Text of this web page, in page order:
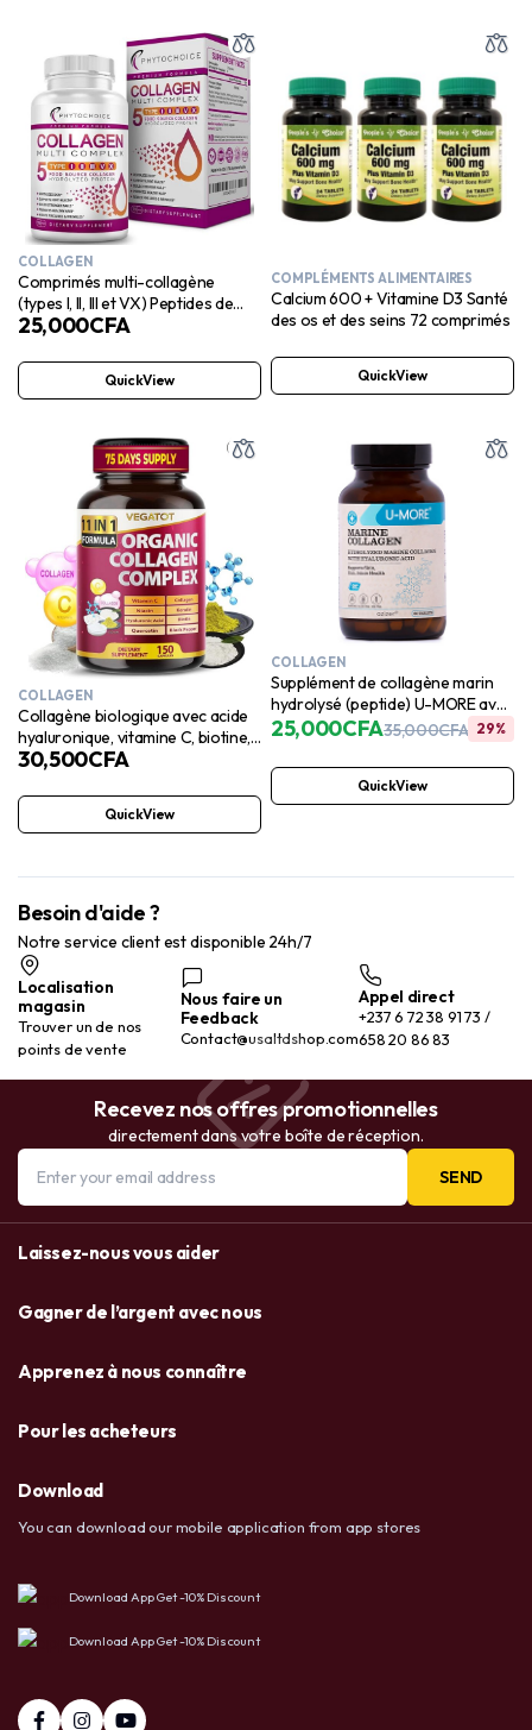
COLLAGEN
Comprimés multi-collagène
(types I, II, III et VX) Peptides de
collagène hydrolysé pur –
femmes et hommes, collagène
anti-âge pour la peau, la
25,000CFA
QuickView
COMPLÉMENTS ALIMENTAIRES
Calcium 600 + Vitamine D3 Santé
des os et des seins 72 comprimés
QuickView
COLLAGEN
Collagène biologique avec acide
hyaluronique, vitamine C, biotine,
kératine et niacine – Soutient la
des ongles et des articulations, et
favorise un vieillissement sain –
30,500CFA
QuickView
COLLAGEN
Supplément de collagène marin
hydrolysé (peptide) U-MORE avec
biotine, vitamine C, acide
hyaluronique, glutathion, sélénium
– Favorise la santé des cheveux,
de la peau, des ongles et des
articulations – 60 comprimés
35,000CFA
25,000CFA 29%
QuickView
Besoin d'aide ?
Notre service client est disponible 24h/7
Localisation
magasin
Trouver un de nos
points de vente
Nous faire un
Feedback
Contact@usaltdshop.com
Appel direct
+237 6 72 38 91 73 /
658 20 86 83
Recevez nos offres promotionnelles
directement dans votre boîte de réception.
SEND
Laissez-nous vous aider
Gagner de l’argent avec nous
Apprenez à nous connaître
Pour les acheteurs
Download
You can download our mobile application from app stores
Download App Get -10% Discount
Download App Get -10% Discount